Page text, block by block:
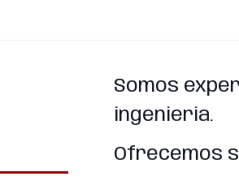
Somos
ingenieria.
Ofrecemos